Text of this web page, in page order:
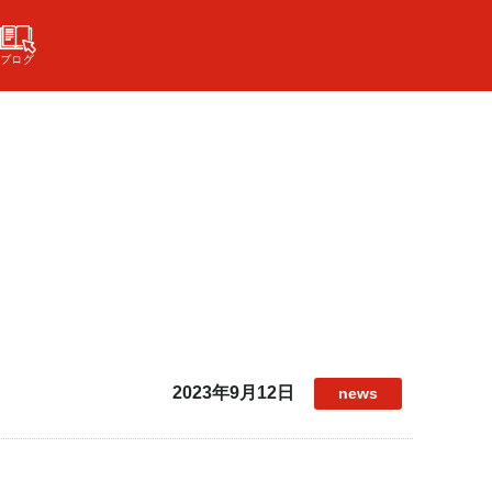
2023年9月12日 news